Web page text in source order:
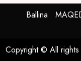
Ballina
Copyright © All rights